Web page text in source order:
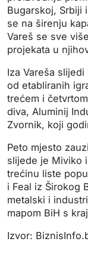
Bugarskoj, Srbiji
se na širenju
Vareš se sve
projekata u
Iza Vareša
od etabliranih
trećem i
diva, Aluminij
Zvornik, koji
Peto mjesto
slijede je Miviko
trećinu liste
i Feal iz Širokog
metalski i
mapom BiH s
Izvor: